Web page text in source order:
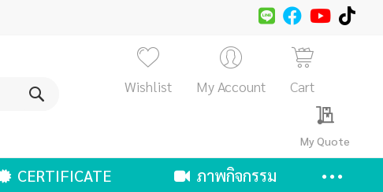
My Quote
Wishlist My Account Cart
CERTIFICATE ภาพกิจกรรม